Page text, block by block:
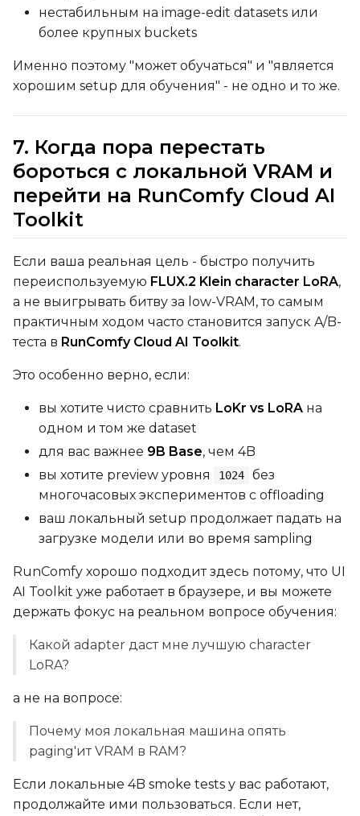
нестабильным на image-edit datasets или
более крупных buckets
Именно поэтому "может обучаться" и "является
хорошим setup для обучения" - не одно и то же.
7. Когда пора перестать
бороться с локальной VRAM и
перейти на RunComfy Cloud AI
Toolkit
Если ваша реальная цель - быстро получить
переиспользуемую FLUX.2 Klein character LoRA,
а не выигрывать битву за low-VRAM, то самым
практичным ходом часто становится запуск A/B-
теста в RunComfy Cloud AI Toolkit.
Это особенно верно, если:
вы хотите чисто сравнить LoKr vs LoRA на
одном и том же dataset
для вас важнее 9B Base, чем 4B
вы хотите preview уровня
1024
без
многочасовых экспериментов с offloading
ваш локальный setup продолжает падать на
загрузке модели или во время sampling
RunComfy хорошо подходит здесь потому, что UI
AI Toolkit уже работает в браузере, и вы можете
держать фокус на реальном вопросе обучения:
Какой adapter даст мне лучшую character
LoRA?
а не на вопросе:
Почему моя локальная машина опять
paging'ит VRAM в RAM?
Если локальные 4B smoke tests у вас работают,
продолжайте ими пользоваться. Если нет,